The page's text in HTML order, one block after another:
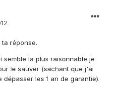
réponse.
semble la plus raisonnable je
le sauver (sachant que j'ai
les 1 an de garantie).